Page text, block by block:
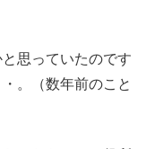
思っていたのです
。（数年前のこと